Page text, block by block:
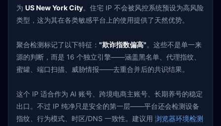
为 US New York City。住宅 IP 不会被风控系统预设为高风险
类型，这为其在各类敏感平台上的使用提供了天然优势。
聚合检测标记了以下特征： "欺诈指数偏高"。这些不是单一来
源的判断，而是 16 个独立引擎——涵盖黑名单、代理指纹、
蜜罐、端口扫描、威胁情报——去重合并后的共识结果。
这个 IP 适合作为 AI 账号、跨境电商主账号、长期养号的稳定
出口。不过 IP 纯净只是安全的第一层——平台还会检测设备
指纹、行为模式、时区/DNS 一致性。建议用 浏览器环境检测